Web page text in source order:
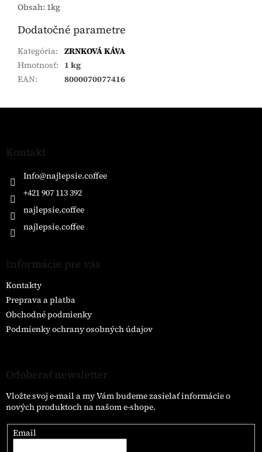
Obsah: 1kg
Dodatočné parametre
Kategória: ZRNKOVÁ KÁVA
Hmotnosť: 1 kg
EAN: 8000070077416
Z
Kontakt
Info@najlepsie.coffee
+421 907 113 392
najlepsie.coffee
najlepsie.coffee
Informácie pre vás
Kontakty
Preprava a platba
Obchodné podmienky
Podmienky ochrany osobných údajov
Odoberať newsletter
Vložte svoj e-mail a my Vám budeme zasielať informácie o
nových produktoch na našom e-shope.
Email